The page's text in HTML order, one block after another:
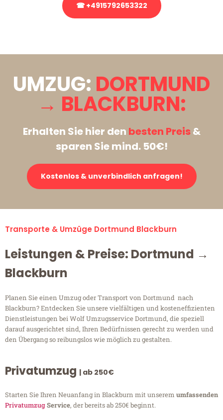
☎ +4915792653322
UMZUG: DORTMUND
→ BLACKBURN:
Erhalten Sie hier den besten Preis&
sparen Sie mind. 50€!
Kostenlos & unverbindlich anfragen!
Transporte & Umzüge Dortmund Blackburn
Leistungen & Preise: Dortmund →
Blackburn
Planen Sie einen Umzug oder Transport von Dortmund nach
Blackburn? Entdecken Sie unsere vielfältigen und kosteneffizienten
Dienstleistungen bei Wolf Umzugsservice Dortmund, die speziell
darauf ausgerichtet sind, Ihren Bedürfnissen gerecht zu werden und
den Übergang so reibungslos wie möglich zu gestalten.
Privatumzug | ab 250€
Starten Sie Ihren Neuanfang in Blackburn mit unserem umfassenden
PrivatumzugService, der bereits ab 250€ beginnt.